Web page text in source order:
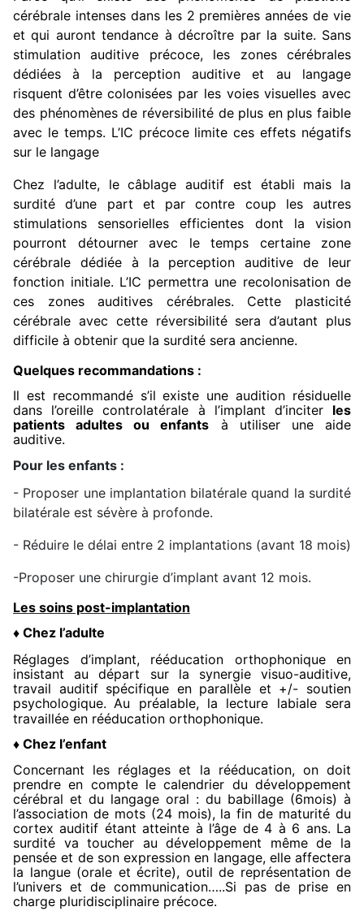
cérébrale intenses dans les 2 premières années de vie
et qui auront tendance à décroître par la suite. Sans
stimulation auditive précoce, les zones cérébrales
dédiées à la perception auditive et au langage
risquent d’être colonisées par les voies visuelles avec
des phénomènes de réversibilité de plus en plus faible
avec le temps. L’IC précoce limite ces effets négatifs
sur le langage
Chez l’adulte, le câblage auditif est établi mais la
surdité d’une part et par contre coup les autres
stimulations sensorielles efficientes dont la vision
pourront détourner avec le temps certaine zone
cérébrale dédiée à la perception auditive de leur
fonction initiale. L’IC permettra une recolonisation de
ces zones auditives cérébrales. Cette plasticité
cérébrale avec cette réversibilité sera d’autant plus
difficile à obtenir que la surdité sera ancienne.
Quelques recommandations :
Il est recommandé s’il existe une audition résiduelle
dans l’oreille controlatérale à l’implant d’inciter les
patients adultes ou enfants à utiliser une aide
auditive.
Pour les enfants :
- Proposer une implantation bilatérale quand la surdité
bilatérale est sévère à profonde.
- Réduire le délai entre 2 implantations (avant 18 mois)
-Proposer une chirurgie d’implant avant 12 mois.
Les soins post-implantation
♦ Chez l’adulte
Réglages d’implant, rééducation orthophonique en
insistant au départ sur la synergie visuo-auditive,
travail auditif spécifique en parallèle et +/- soutien
psychologique. Au préalable, la lecture labiale sera
travaillée en rééducation orthophonique.
♦ Chez l’enfant
Concernant les réglages et la rééducation, on doit
prendre en compte le calendrier du développement
cérébral et du langage oral : du babillage (6mois) à
l’association de mots (24 mois), la fin de maturité du
cortex auditif étant atteinte à l’âge de 4 à 6 ans. La
surdité va toucher au développement même de la
pensée et de son expression en langage, elle affectera
la langue (orale et écrite), outil de représentation de
l’univers et de communication…..Si pas de prise en
charge pluridisciplinaire précoce.